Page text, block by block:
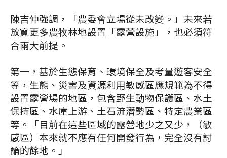
陳吉仲強調，「農委會立場從未改變。」未來若
放寬更多農牧林地設置「露營設施」，也必須符
合兩大前提。
第一，基於生態保育、環境保全及考量遊客安全
等，生態、災害及資源利用敏感區應規範為不得
設置露營場的地區，包含野生動物保護區、水土
保持區、水庫上游、土石流潛勢區、特定農業區
等。「目前在這些區域的露營地少之又少，（敏
感區）本來就不應有任何開發行為，完全沒有討
論的餘地。」